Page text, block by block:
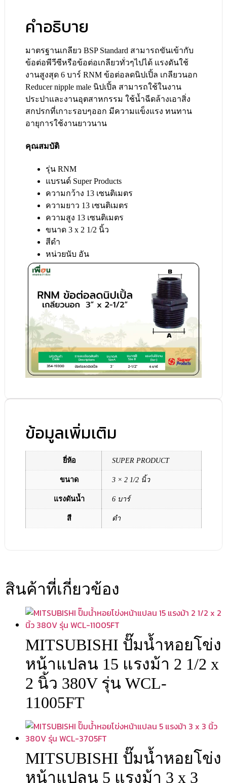
คำอธิบาย
มาตรฐานเกลียว BSP Standard สามารถขันเข้ากับ
ข้อต่อพีวีซีหรือข้อต่อเกลียวทั่วๆไปได้ แรงดันใช้
งานสูงสุด 6 บาร์ RNM ข้อต่อลดนิปเปิ้ล เกลียวนอก
Reducer nipple male นิปเปิ้ล สามารถใช้ในงาน
ประปาและงานอุตสาหกรรม ใช้น้ำฉีดล้างเอาสิ่ง
สกปรกที่เกาะรอบๆออก มีความแข็งแรง ทนทาน
อายุการใช้งานยาวนาน
คุณสมบัติ
รุ่น RNM
แบรนด์ Super Products
ความกว้าง 13 เซนติเมตร
ความยาว 13 เซนติเมตร
ความสูง 13 เซนติเมตร
ขนาด 3 x 2 1/2 นิ้ว
สีดำ
หน่วยนับ อัน
ข้อมูลเพิ่มเติม
ยี่ห้อ SUPER PRODUCT
ขนาด 3 × 2 1/2 นิ้ว
แรงดันน้ำ 6 บาร์
สี ดำ
สินค้าที่เกี่ยวข้อง
MITSUBISHI ปั๊มน้ำหอยโข่ง
หน้าแปลน 15 แรงม้า 2 1/2 x
2 นิ้ว 380V รุ่น WCL-
11005FT
MITSUBISHI ปั๊มน้ำหอยโข่ง
หน้าแปลน 5 แรงม้า 3 x 3